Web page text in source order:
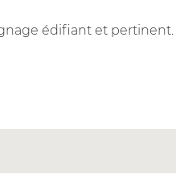
édifiant et pertinent.